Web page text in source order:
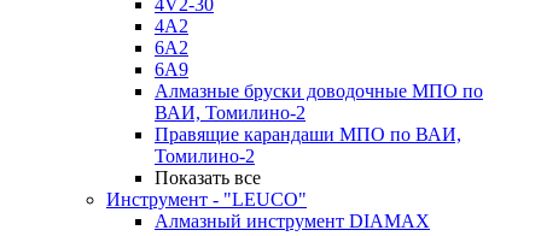
4V2-30
4А2
6A2
6A9
Алмазные бруски доводочные МПО по
ВАИ, Томилино-2
Правящие карандаши МПО по ВАИ,
Томилино-2
Показать все
Инструмент - "LEUCO"
Алмазный инструмент DIAMAX